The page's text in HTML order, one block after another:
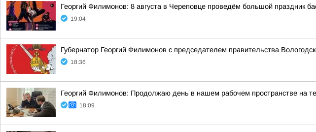
Георгий Филимонов: 8 августа в Череповце проведём большой праздник
19:04
Губернатор Георгий Филимонов с председателем правительства
18:36
Георгий Филимонов: Продолжаю день в нашем рабочем пространстве на
18:09